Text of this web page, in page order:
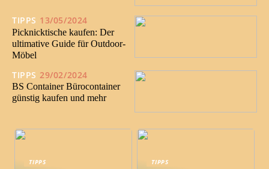
TIPPS 13/05/2024
Picknicktische kaufen: Der
ultimative Guide für Outdoor-
Möbel
TIPPS 29/02/2024
BS Container Bürocontainer
günstig kaufen und mehr
TIPPS TIPPS